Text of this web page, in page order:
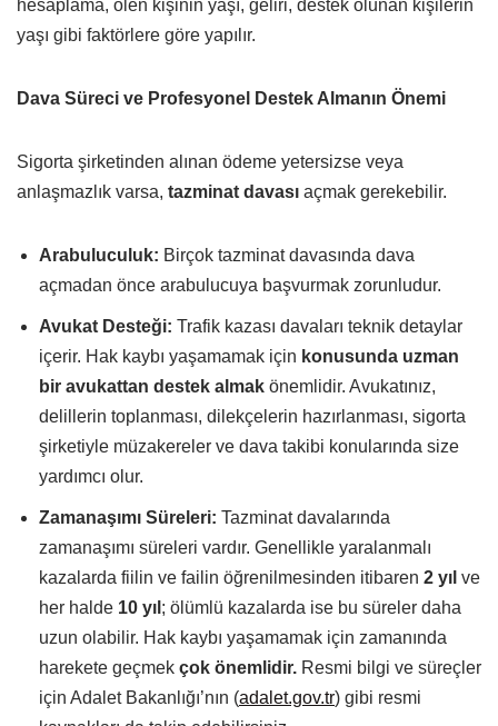
hesaplama, ölen kişinin yaşı, geliri, destek olunan kişilerin
yaşı gibi faktörlere göre yapılır.
Dava Süreci ve Profesyonel Destek Almanın Önemi
Sigorta şirketinden alınan ödeme yetersizse veya
anlaşmazlık varsa, tazminat davası açmak gerekebilir.
Arabuluculuk: Birçok tazminat davasında dava
açmadan önce arabulucuya başvurmak zorunludur.
Avukat Desteği: Trafik kazası davaları teknik detaylar
içerir. Hak kaybı yaşamamak için konusunda uzman
bir avukattan destek almak önemlidir. Avukatınız,
delillerin toplanması, dilekçelerin hazırlanması, sigorta
şirketiyle müzakereler ve dava takibi konularında size
yardımcı olur.
Zamanaşımı Süreleri: Tazminat davalarında
zamanaşımı süreleri vardır. Genellikle yaralanmalı
kazalarda fiilin ve failin öğrenilmesinden itibaren 2 yıl ve
her halde 10 yıl ; ölümlü kazalarda ise bu süreler daha
uzun olabilir. Hak kaybı yaşamamak için zamanında
harekete geçmek çok önemlidir. Resmi bilgi ve süreçler
için Adalet Bakanlığı’nın (adalet.gov.tr) gibi resmi